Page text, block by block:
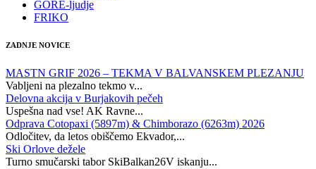
GORE-ljudje
FRIKO
ZADNJE NOVICE
MASTN GRIF 2026 – TEKMA V BALVANSKEM PLEZANJU
Vabljeni na plezalno tekmo v...
Delovna akcija v Burjakovih pečeh
Uspešna nad vse! AK Ravne...
Odprava Cotopaxi (5897m) & Chimborazo (6263m) 2026
Odločitev, da letos obiščemo Ekvador,...
Ski Orlove dežele
Turno smučarski tabor SkiBalkan26V iskanju...